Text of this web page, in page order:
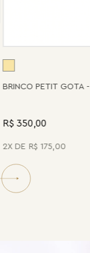
BRINCO PETIT GOTA
R$ 350,00
2 R$ 175,00